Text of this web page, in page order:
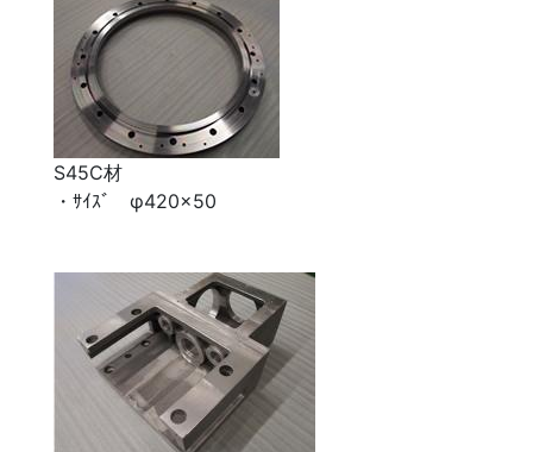
S45C材
・ｻｲｽﾞ φ420×50